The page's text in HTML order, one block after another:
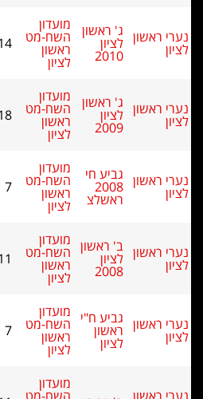
השח-מט
ראשון
לציון
14
9.5
10.0
השח-מט
ראשון
לציון
18
14.5
15.0
חי השח-מט
ראשון
לציון
7
13.0
13.0
השח-מט
ראשון
לציון
11
10.5
10.5
ח"י השח-מט
ראשון
לציון
7
13.5
13.5